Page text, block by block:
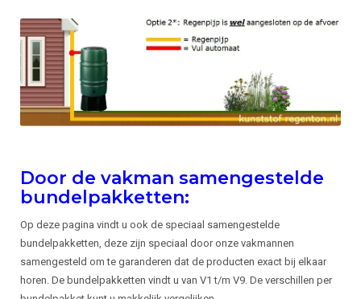
Door de vakman samengestelde
bundelpakketten:
Op deze pagina vindt u ook de speciaal samengestelde
bundelpakketten, deze zijn speciaal door onze vakmannen
samengesteld om te garanderen dat de producten exact bij elkaar
horen. De bundelpakketten vindt u van V1 t/m V9. De verschillen per